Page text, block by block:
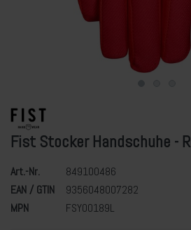
Fist Stocker Handschuhe -
Art.-Nr.
849100486
EAN / GTIN
9356048007282
MPN
FSY00189L